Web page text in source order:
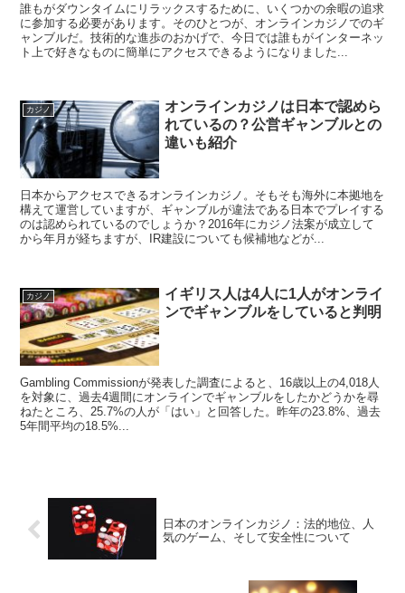
誰もがダウンタイムにリラックスするために、いくつかの余暇の追求
に参加する必要があります。そのひとつが、オンラインカジノでのギ
ャンブルだ。技術的な進歩のおかげで、今日では誰もがインターネッ
ト上で好きなものに簡単にアクセスできるようになりました...
カジノ
オンラインカジノは日本で認めら
れているの？公営ギャンブルとの
違いも紹介
日本からアクセスできるオンラインカジノ。そもそも海外に本拠地を
構えて運営していますが、ギャンブルが違法である日本でプレイする
のは認められているのでしょうか？2016年にカジノ法案が成立して
から年月が経ちますが、IR建設についても候補地などが...
カジノ
イギリス人は4人に1人がオンライ
ンでギャンブルをしていると判明
Gambling Commissionが発表した調査によると、16歳以上の4,018人
を対象に、過去4週間にオンラインでギャンブルをしたかどうかを尋
ねたところ、25.7%の人が「はい」と回答した。昨年の23.8%、過去
5年間平均の18.5%...
日本のオンラインカジノ：法的地位、人
気のゲーム、そして安全性について